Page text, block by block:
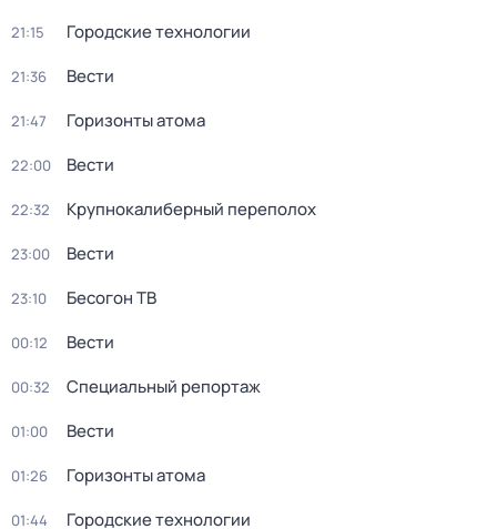
21:15 Городские технологии
21:36 Вести
21:47 Горизонты атома
22:00 Вести
22:32 Крупнокалиберный переполох
23:00 Вести
23:10 Бесогон ТВ
00:12 Вести
00:32 Специальный репортаж
01:00 Вести
01:26 Горизонты атома
01:44 Городские технологии